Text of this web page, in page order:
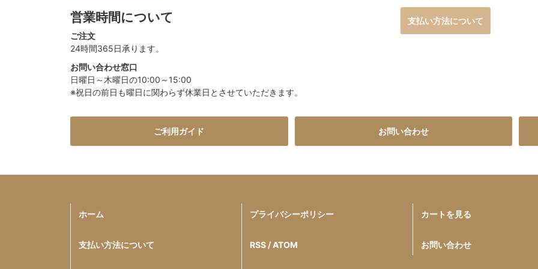
営業時間について
ご注文
24時間365日承ります。
お問い合わせ窓口
日曜日～木曜日の10:00～15:00
※祝日の前日も曜日に関わらず休業日とさせていただきます。
支払い方法について
ご利用ガイド お問い合わせ
ホーム
支払い方法について
プライバシーポリシー
RSS / ATOM
カートを見る
お問い合わせ